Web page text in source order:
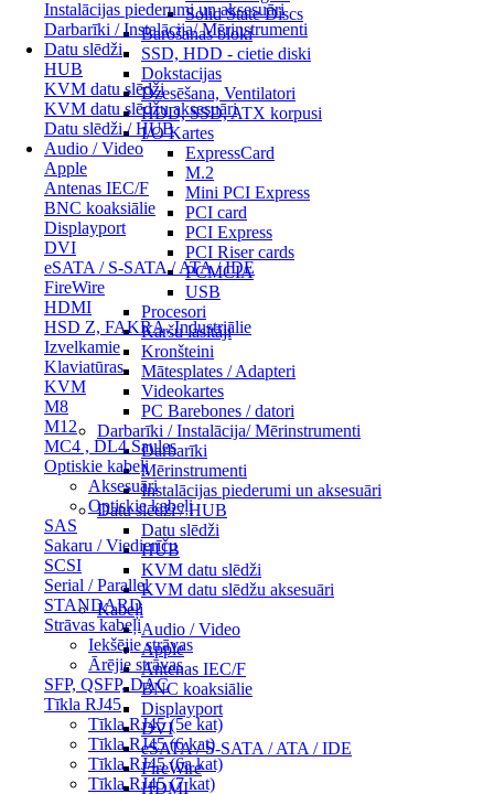
Instalācijas piederumi un aksesuāri
Darbarīki / Instalācija/ Mērinstrumenti
Datu slēdži
HUB
KVM datu slēdži
KVM datu slēdžu aksesuāri
Datu slēdži / HUB
Audio / Video
Apple
Antenas IEC/F
BNC koaksiālie
Displayport
DVI
eSATA / S-SATA / ATA / IDE
FireWire
HDMI
HSD Z, FAKRA, Industriālie
Izvelkamie
Klaviatūras
KVM
M8
M12
MC4 , DL4 Saules
Optiskie kabeļi
Aksesuāri
Optiskie kabeļi
SAS
Sakaru / Viedierīču
SCSI
Serial / Parallel
STANDARD
Strāvas kabeļi
Iekšējie strāvas
Ārējie strāvas
SFP, QSFP, DAC
Tīkla RJ45
Tīkla RJ45 (5e kat)
Tīkla RJ45 (6 kat)
Tīkla RJ45 (6a kat)
Tīkla RJ45 (7 kat)
Solid State Discs
Barošanas bloki
SSD, HDD - cietie diski
Dokstacijas
Dzesēšana, Ventilatori
HDD, SSD, ATX korpusi
I/O Kartes
ExpressCard
M.2
Mini PCI Express
PCI card
PCI Express
PCI Riser cards
PCMCIA
USB
Procesori
Karšu lasītāji
Kronšteini
Mātesplates / Adapteri
Videokartes
PC Barebones / datori
Darbarīki / Instalācija/ Mērinstrumenti
Darbarīki
Mērinstrumenti
Instalācijas piederumi un aksesuāri
Datu slēdži / HUB
Datu slēdži
HUB
KVM datu slēdži
KVM datu slēdžu aksesuāri
Kabeļi
Audio / Video
Apple
Antenas IEC/F
BNC koaksiālie
Displayport
DVI
eSATA / S-SATA / ATA / IDE
FireWire
HDMI